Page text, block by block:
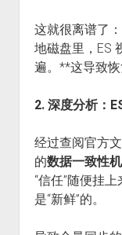
这就很离谱了
地磁盘里，ES
遍。**这导致恢
2. 深度分析：
经过查阅官方
的数据一致性
“信任”随便挂
是“新鲜”的。